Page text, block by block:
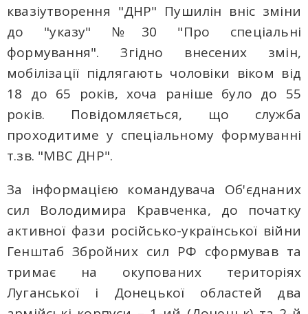
квазіутворення "ДНР" Пушилін вніс зміни
до "указу" №30 "Про спеціальні
формування". Згідно внесених змін,
мобілізації підлягають чоловіки віком від
18 до 65 років, хоча раніше було до 55
років. Повідомляється, що служба
проходитиме у спеціальному формуванні
т.зв. "МВС ДНР".
За інформацією командувача Об'єднаних
сил Володимира Кравченка, до початку
активної фази російсько-української війни
Генштаб Збройних сил РФ сформував та
тримає на окупованих територіях
Луганської і Донецької областей два